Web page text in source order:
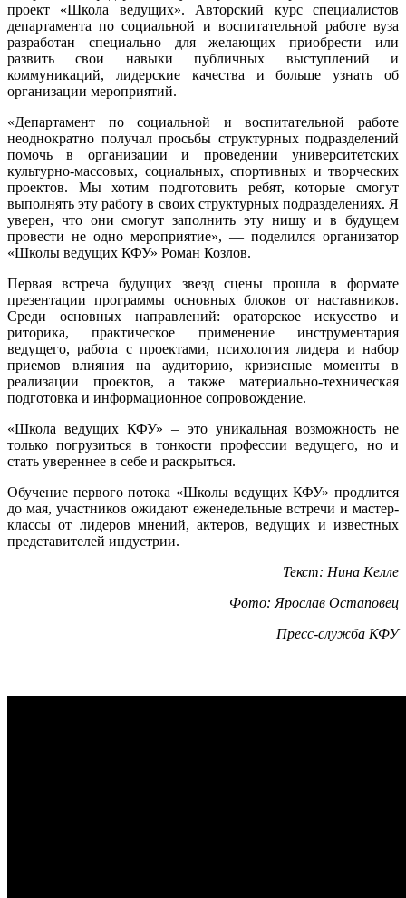
проект «Школа ведущих». Авторский курс специалистов
департамента по социальной и воспитательной работе вуза
разработан специально для желающих приобрести или
развить свои навыки публичных выступлений и
коммуникаций, лидерские качества и больше узнать об
организации мероприятий.
«Департамент по социальной и воспитательной работе
неоднократно получал просьбы структурных подразделений
помочь в организации и проведении университетских
культурно-массовых, социальных, спортивных и творческих
проектов. Мы хотим подготовить ребят, которые смогут
выполнять эту работу в своих структурных подразделениях. Я
уверен, что они смогут заполнить эту нишу и в будущем
провести не одно мероприятие», — поделился организатор
«Школы ведущих КФУ» Роман Козлов.
Первая встреча будущих звезд сцены прошла в формате
презентации программы основных блоков от наставников.
Среди основных направлений: ораторское искусство и
риторика, практическое применение инструментария
ведущего, работа с проектами, психология лидера и набор
приемов влияния на аудиторию, кризисные моменты в
реализации проектов, а также материально-техническая
подготовка и информационное сопровождение.
«Школа ведущих КФУ» – это уникальная возможность не
только погрузиться в тонкости профессии ведущего, но и
стать увереннее в себе и раскрыться.
Обучение первого потока «Школы ведущих КФУ» продлится
до мая, участников ожидают еженедельные встречи и мастер-
классы от лидеров мнений, актеров, ведущих и известных
представителей индустрии.
Текст: Нина Келле
Фото: Ярослав Остаповец
Пресс-служба КФУ